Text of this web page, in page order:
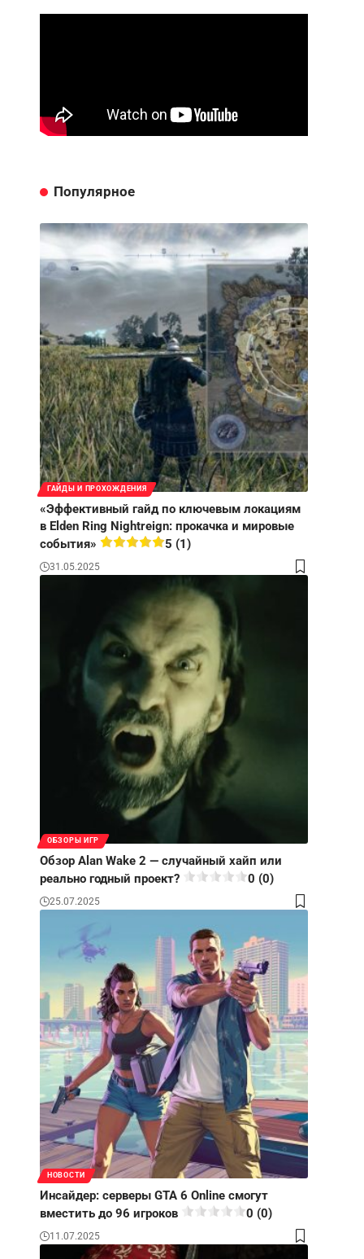
Популярное
ГАЙДЫ И ПРОХОЖДЕНИЯ
«Эффективный гайд по ключевым локациям
в Elden Ring Nightreign: прокачка и мировые
события»
5 (1)
31.05.2025
ОБЗОРЫ ИГР
Обзор Alan Wake 2 — случайный хайп или
реально годный проект?
0 (0)
25.07.2025
НОВОСТИ
Инсайдер: серверы GTA 6 Online смогут
вместить до 96 игроков
0 (0)
11.07.2025